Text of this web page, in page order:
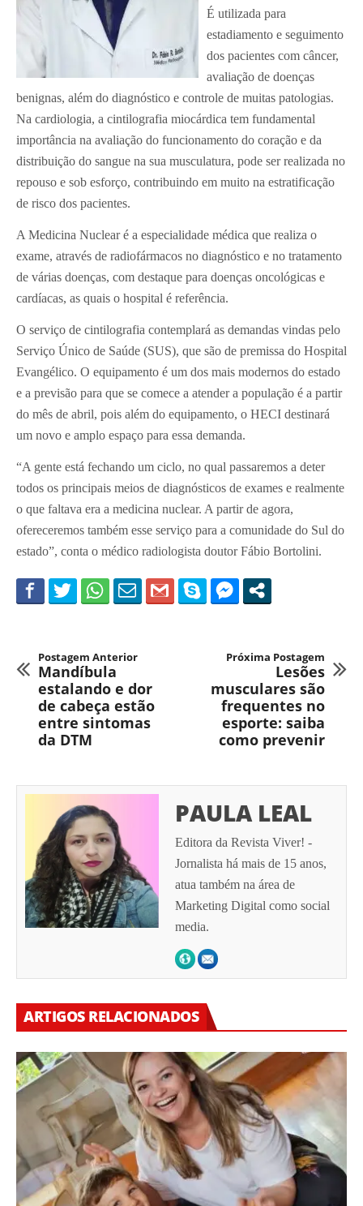
É utilizada para
estadiamento e seguimento
dos pacientes com câncer,
avaliação de doenças
benignas, além do diagnóstico e controle de muitas patologias.
Na cardiologia, a cintilografia miocárdica tem fundamental
importância na avaliação do funcionamento do coração e da
distribuição do sangue na sua musculatura, pode ser realizada no
repouso e sob esforço, contribuindo em muito na estratificação
de risco dos pacientes.
A Medicina Nuclear é a especialidade médica que realiza o
exame, através de radiofármacos no diagnóstico e no tratamento
de várias doenças, com destaque para doenças oncológicas e
cardíacas, as quais o hospital é referência.
O serviço de cintilografia contemplará as demandas vindas pelo
Serviço Único de Saúde (SUS), que são de premissa do Hospital
Evangélico. O equipamento é um dos mais modernos do estado
e a previsão para que se comece a atender a população é a partir
do mês de abril, pois além do equipamento, o HECI destinará
um novo e amplo espaço para essa demanda.
“A gente está fechando um ciclo, no qual passaremos a deter
todos os principais meios de diagnósticos de exames e realmente
o que faltava era a medicina nuclear. A partir de agora,
ofereceremos também esse serviço para a comunidade do Sul do
estado”, conta o médico radiologista doutor Fábio Bortolini.
Postagem Anterior
Mandíbula
estalando e dor
de cabeça estão
entre sintomas
da DTM
Próxima Postagem
Lesões
musculares são
frequentes no
esporte: saiba
como prevenir
PAULA LEAL
Editora da Revista Viver! -
Jornalista há mais de 15 anos,
atua também na área de
Marketing Digital como social
media.
ARTIGOS RELACIONADOS